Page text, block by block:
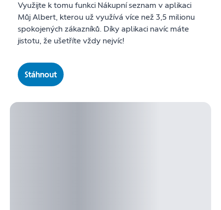
Využijte k tomu funkci Nákupní seznam v aplikaci
Můj Albert, kterou už využívá více než 3,5 milionu
spokojených zákazníků. Díky aplikaci navíc máte
jistotu, že ušetříte vždy nejvíc!
Stáhnout